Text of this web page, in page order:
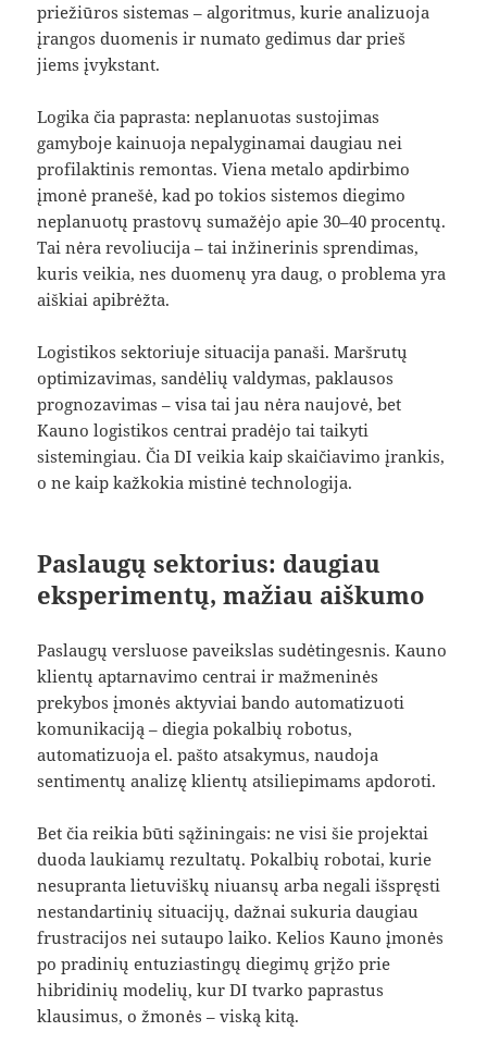
priežiūros sistemas – algoritmus, kurie analizuoja
įrangos duomenis ir numato gedimus dar prieš
jiems įvykstant.
Logika čia paprasta: neplanuotas sustojimas
gamyboje kainuoja nepalyginamai daugiau nei
profilaktinis remontas. Viena metalo apdirbimo
įmonė pranešė, kad po tokios sistemos diegimo
neplanuotų prastovų sumažėjo apie 30–40 procentų.
Tai nėra revoliucija – tai inžinerinis sprendimas,
kuris veikia, nes duomenų yra daug, o problema yra
aiškiai apibrėžta.
Logistikos sektoriuje situacija panaši. Maršrutų
optimizavimas, sandėlių valdymas, paklausos
prognozavimas – visa tai jau nėra naujovė, bet
Kauno logistikos centrai pradėjo tai taikyti
sistemingiau. Čia DI veikia kaip skaičiavimo įrankis,
o ne kaip kažkokia mistinė technologija.
Paslaugų sektorius: daugiau
eksperimentų, mažiau aiškumo
Paslaugų versluose paveikslas sudėtingesnis. Kauno
klientų aptarnavimo centrai ir mažmeninės
prekybos įmonės aktyviai bando automatizuoti
komunikaciją – diegia pokalbių robotus,
automatizuoja el. pašto atsakymus, naudoja
sentimentų analizę klientų atsiliepimams apdoroti.
Bet čia reikia būti sąžiningais: ne visi šie projektai
duoda laukiamų rezultatų. Pokalbių robotai, kurie
nesupranta lietuviškų niuansų arba negali išspręsti
nestandartinių situacijų, dažnai sukuria daugiau
frustracijos nei sutaupo laiko. Kelios Kauno įmonės
po pradinių entuziastingų diegimų grįžo prie
hibridinių modelių, kur DI tvarko paprastus
klausimus, o žmonės – viską kitą.